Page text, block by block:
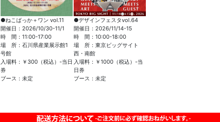
●ねこばっか＋ワン vol.11
開催日：2026/10/30-11/1
時 間：11:00-17:00
場 所：石川県産業展示館1
号館
入場料：￥300（税込）-当日
券
ブース：未定
●デザインフェスタvol.64
開催日：2026/11/14-15
時 間：10:00-18:00
場 所：東京ビッグサイト
西・南館
入場料：￥1000（税込）-当
日券
ブース：未定